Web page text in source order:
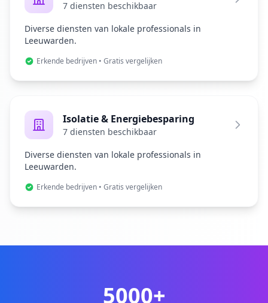
7 diensten beschikbaar
Diverse diensten van lokale professionals in
Leeuwarden.
Erkende bedrijven • Gratis vergelijken
Isolatie & Energiebesparing
7 diensten beschikbaar
Diverse diensten van lokale professionals in
Leeuwarden.
Erkende bedrijven • Gratis vergelijken
5000+